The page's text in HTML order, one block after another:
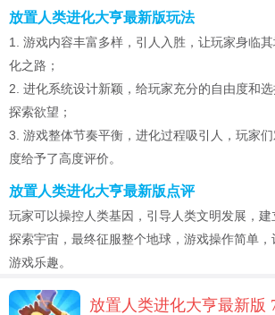
放置人类进化大亨最新版玩法
1. 游戏内容丰富多样，引人入胜，让玩家身临
化之路；
2. 进化系统设计新颖，给玩家充分的自由度和
探索欲望；
3. 游戏整体节奏平衡，进化过程吸引人，玩家
度给予了高度评价。
放置人类进化大亨最新版点评
玩家可以操控人类基因，引导人类文明发展，建
探索宇宙，最终征服整个地球，游戏操作简单
游戏乐趣。
放置人类进化大亨最新版